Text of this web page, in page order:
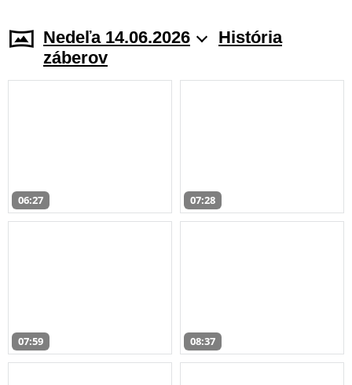
Nedeľa 14.06.2026
História
záberov
06:27 07:28
07:59 08:37